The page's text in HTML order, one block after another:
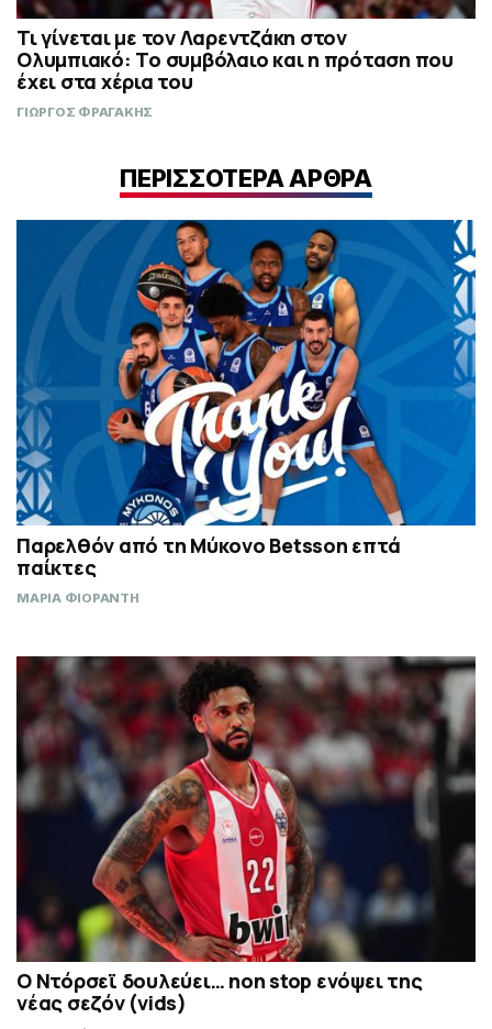
Τι γίνεται με τον Λαρεντζάκη στον
Ολυμπιακό: Το συμβόλαιο και η πρόταση που
έχει στα χέρια του
ΓΙΩΡΓΟΣ ΦΡΑΓΑΚΗΣ
ΠΕΡΙΣΣΟΤΕΡΑ ΑΡΘΡΑ
Παρελθόν από τη Μύκονο Betsson επτά
παίκτες
ΜΑΡΙΑ ΦΙΟΡΑΝΤΗ
Ο Ντόρσεϊ δουλεύει… non stop ενόψει της
νέας σεζόν (vids)